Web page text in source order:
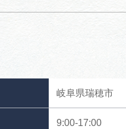
岐阜県瑞穂市
9:00-17:00